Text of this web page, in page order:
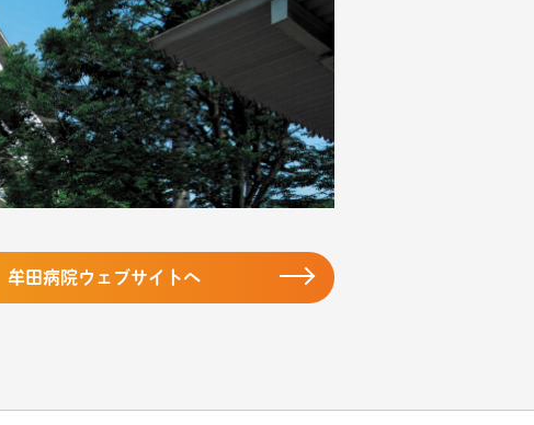
牟田病院ウェブサイトへ